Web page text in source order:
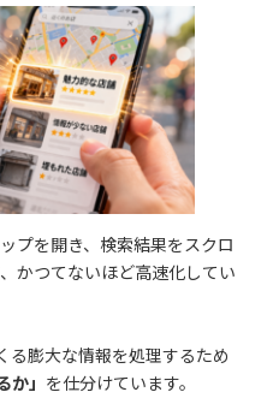
プを開き、検索結果をスクロ
かつてないほど高速化してい
る膨大な情報を処理するため
か」 を仕分けています。